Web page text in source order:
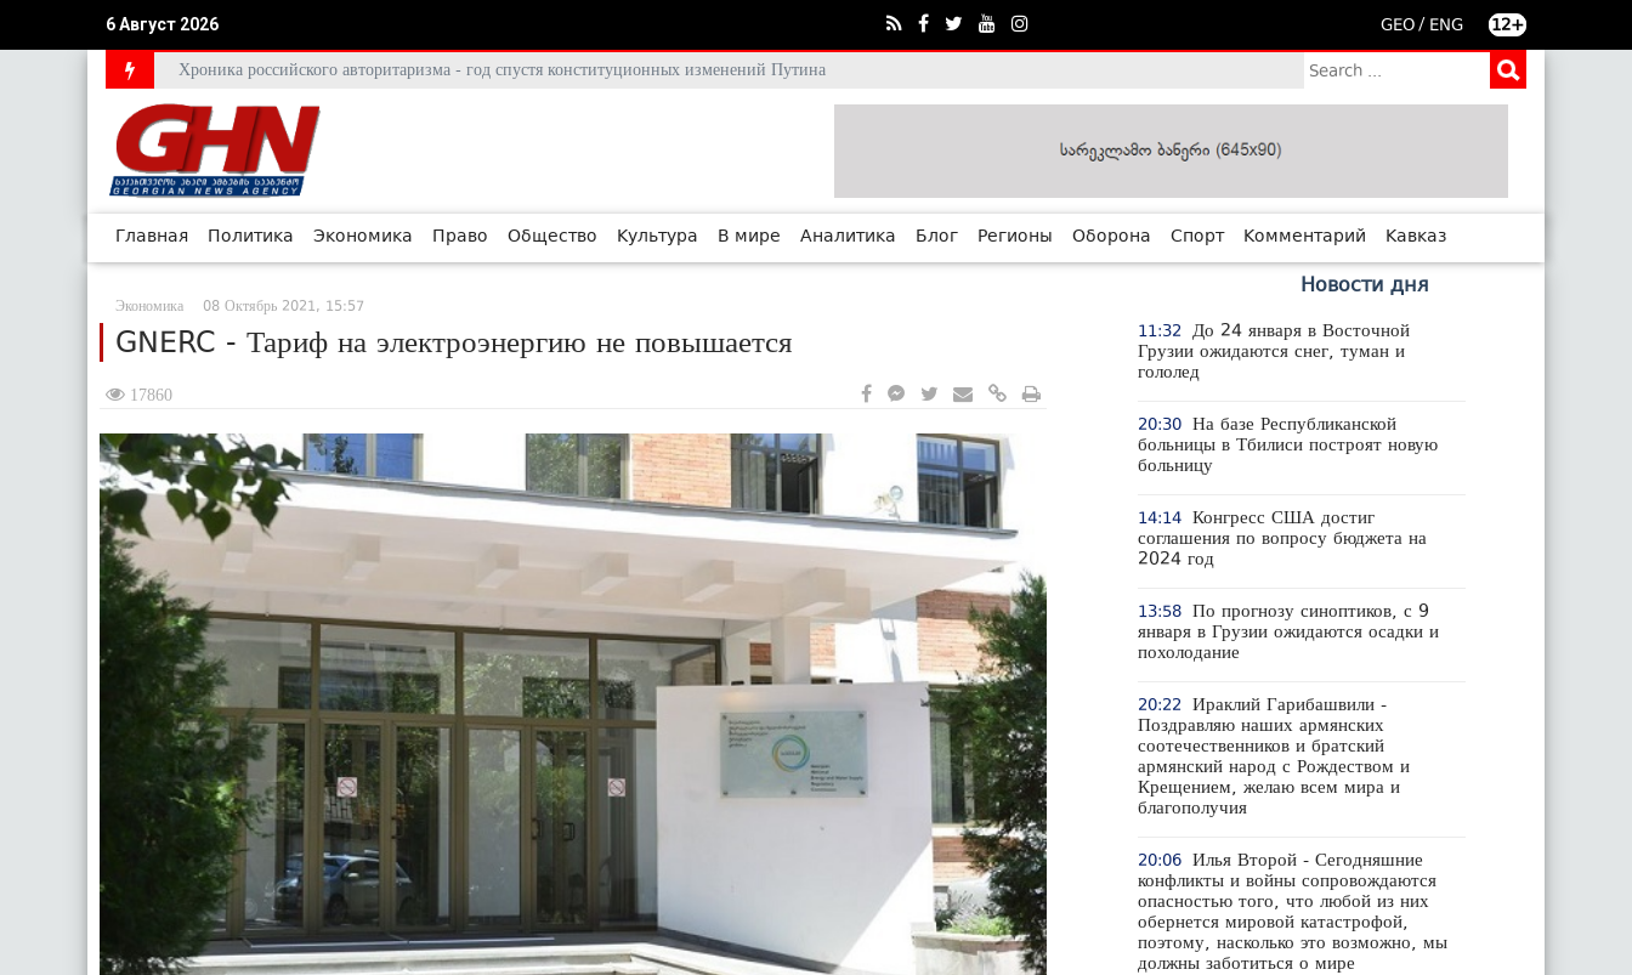
6 Август 2026 GEO / ENG 12+
Хроника российского авторитаризма - год спустя конституционных изменений Путина
Главная Политика Экономика Право Общество Культура В мире Аналитика Блог Регионы Оборона Спорт Комментарий Кавказ
Экономика 08 Октябрь 2021, 15:57
GNERC - Тариф на электроэнергию не повышается
17860
Новости дня
11:32
До 24 января в Восточной
Грузии ожидаются снег, туман и
гололед
20:30 На базе Республиканской
больницы в Тбилиси построят новую
больницу
14:14 Конгресс США достиг
соглашения по вопросу бюджета на
2024 год
13:58 По прогнозу синоптиков, с 9
января в Грузии ожидаются осадки и
похолодание
20:22
Ираклий Гарибашвили -
Поздравляю наших армянских
соотечественников и братский
армянский народ с Рождеством и
Крещением, желаю всем мира и
благополучия
20:06 Илья Второй - Сегодняшние
конфликты и войны сопровождаются
опасностью того, что любой из них
обернется мировой катастрофой,
поэтому, насколько это возможно, мы
должны заботиться о мире